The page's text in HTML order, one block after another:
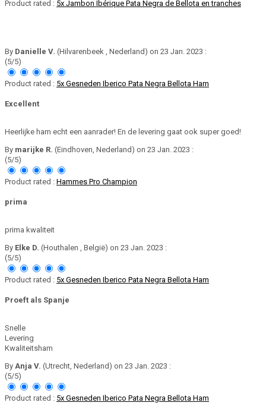
Product rated : 5x Jambon Ibérique Pata Negra de Bellota en tranches
By Danielle V. (Hilvarenbeek , Nederland) on 23 Jan. 2023 :
(5/5)
Product rated : 5x Gesneden Iberico Pata Negra Bellota Ham
Excellent
Heerlijke ham echt een aanrader! En de levering gaat ook super goed!
By marijke R. (Eindhoven, Nederland) on 23 Jan. 2023 :
(5/5)
Product rated : Hammes Pro Champion
prima
prima kwaliteit
By Elke D. (Houthalen , België) on 23 Jan. 2023 :
(5/5)
Product rated : 5x Gesneden Iberico Pata Negra Bellota Ham
Proeft als Spanje
Snelle
Levering
Kwaliteitsham
By Anja V. (Utrecht, Nederland) on 23 Jan. 2023 :
(5/5)
Product rated : 5x Gesneden Iberico Pata Negra Bellota Ham